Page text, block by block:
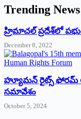
Trending News
‌హ్రిమాచల్‌ ‌ప్రదేశ్‌లో
December 8, 2022
హ్యూమన్‌ రైట్స్‌ ఫోరమ్‌
సమావేశం
October 5, 2024